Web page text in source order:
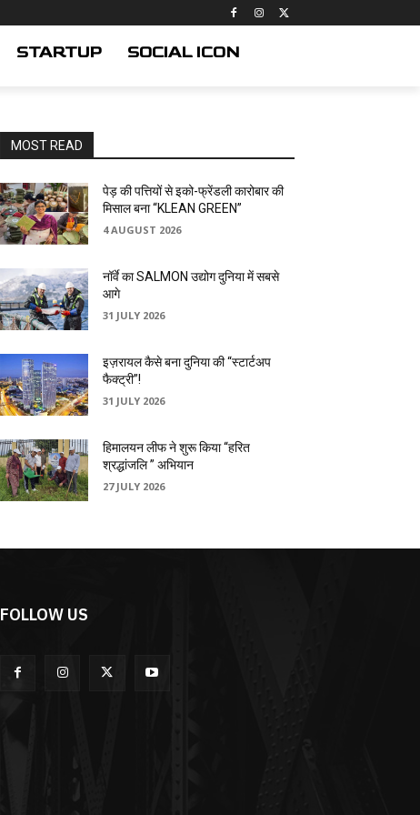
STARTUP SOCIAL ICON
MOST READ
पेड़ की पत्तियों से इको-फ्रेंडली कारोबार की
मिसाल बना “KLEAN GREEN”
4 AUGUST 2026
नॉर्वे का SALMON उद्योग दुनिया में सबसे
आगे
31 JULY 2026
इज़रायल कैसे बना दुनिया की “स्टार्टअप
फैक्ट्री”!
31 JULY 2026
हिमालयन लीफ ने शुरू किया “हरित
श्रद्धांजलि ” अभियान
27 JULY 2026
FOLLOW US